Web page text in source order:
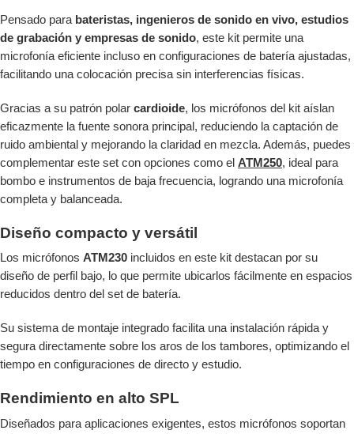
Pensado para bateristas, ingenieros de sonido en vivo, estudios
de grabación y empresas de sonido, este kit permite una
microfonía eficiente incluso en configuraciones de batería ajustadas,
facilitando una colocación precisa sin interferencias físicas.
Gracias a su patrón polar cardioide, los micrófonos del kit aíslan
eficazmente la fuente sonora principal, reduciendo la captación de
ruido ambiental y mejorando la claridad en mezcla. Además, puedes
complementar este set con opciones como el ATM250, ideal para
bombo e instrumentos de baja frecuencia, logrando una microfonía
completa y balanceada.
Diseño compacto y versátil
Los micrófonos ATM230 incluidos en este kit destacan por su
diseño de perfil bajo, lo que permite ubicarlos fácilmente en espacios
reducidos dentro del set de batería.
Su sistema de montaje integrado facilita una instalación rápida y
segura directamente sobre los aros de los tambores, optimizando el
tiempo en configuraciones de directo y estudio.
Rendimiento en alto SPL
Diseñados para aplicaciones exigentes, estos micrófonos soportan